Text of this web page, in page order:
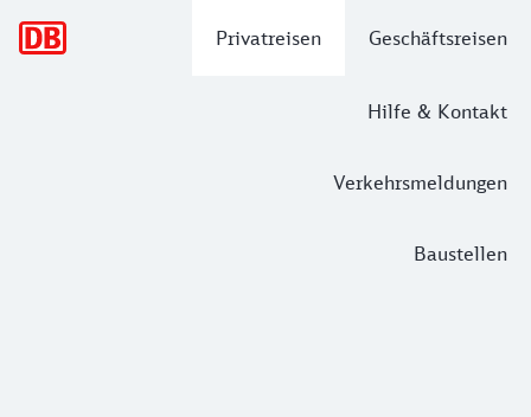
Privatreisen Geschäftsreisen
Hilfe & Kontakt
Verkehrsmeldungen
Baustellen